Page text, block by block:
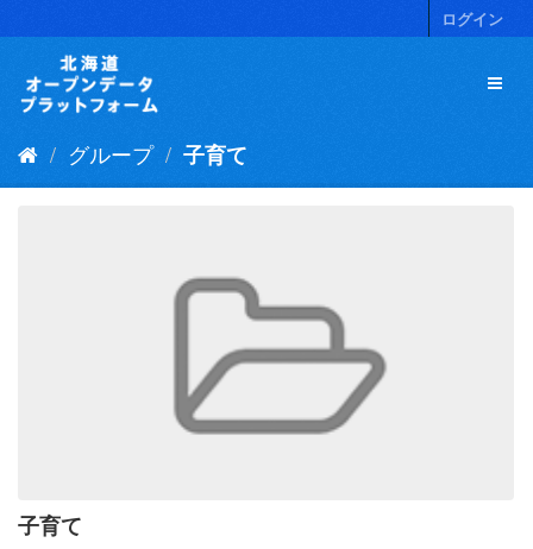
キ
ログイン
グループ 子育て
子育て